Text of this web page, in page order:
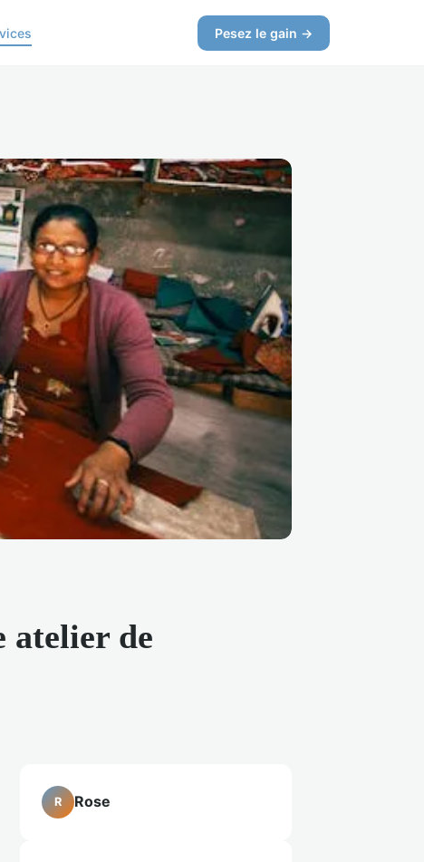
Pesez le gain →
atelier de
R Rose